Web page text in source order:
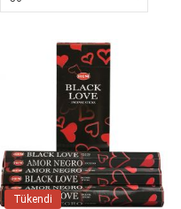
Tükendi